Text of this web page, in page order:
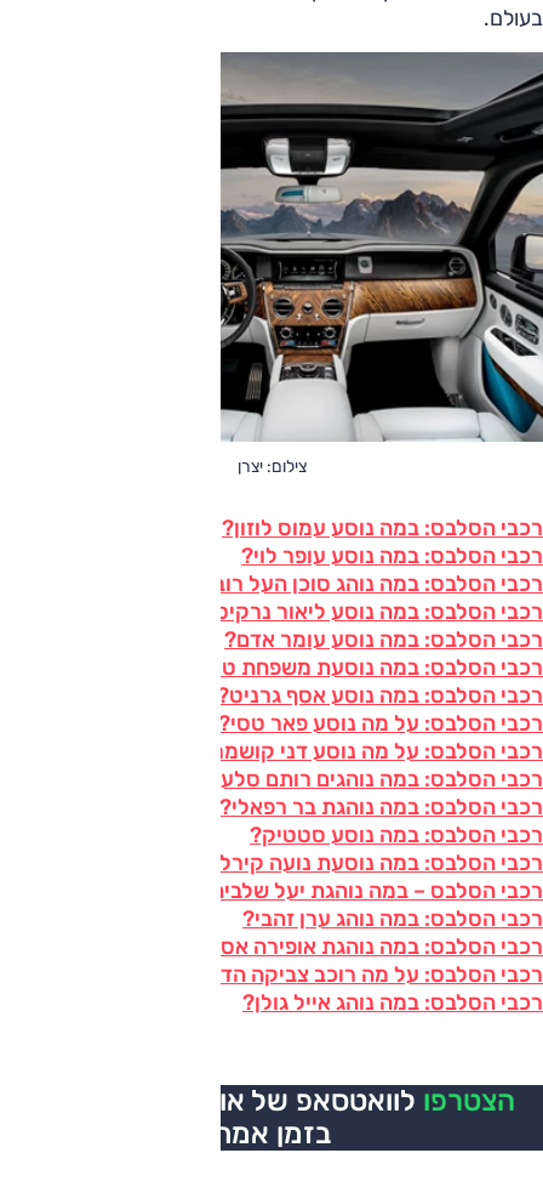
בעולם.
צילום: יצרן
רכבי הסלבס: במה נוסע עמוס לוזון?
רכבי הסלבס: במה נוסע עופר לוי?
רכבי הסלבס: במה נוהג סוכן העל רוברטו בן שושן?
רכבי הסלבס: במה נוסע ליאור נרקיס?
רכבי הסלבס: במה נוסע עומר אדם?
רכבי הסלבס: במה נוסעת משפחת טרנטינו?
רכבי הסלבס: במה נוסע אסף גרניט?
רכבי הסלבס: על מה נוסע פאר טסי?
רכבי הסלבס: על מה נוסע דני קושמרו?
רכבי הסלבס: במה נוהגים רותם סלע וליאור רז?
רכבי הסלבס: במה נוהגת בר רפאלי?
רכבי הסלבס: במה נוסע סטטיק?
רכבי הסלבס: במה נוסעת נועה קירל?
רכבי הסלבס – במה נוהגת יעל שלביה?
רכבי הסלבס: במה נוהג ערן זהבי?
רכבי הסלבס: במה נוהגת אופירה אסייג?
רכבי הסלבס: על מה רוכב צביקה הדר?
רכבי הסלבס: במה נוהג אייל גולן?
הצטרפו לוואטסאפ של אוטו, כל העדכונים
בזמן אמת